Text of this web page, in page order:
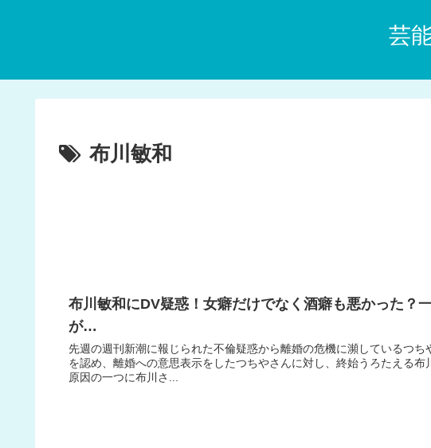
芸
布川敏和
布川敏和にDV疑惑！女癖だけでなく酒癖も悪かった？
が…
先週の週刊新潮に報じられた不倫疑惑から離婚の危機に瀕しているつ
を認め、離婚への意思表示をしたつちやさんに対し、終始うろたえる
原因の一つに布川さ...